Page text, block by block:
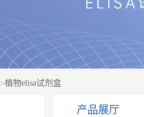
>植物elisa试剂盒
产品展厅